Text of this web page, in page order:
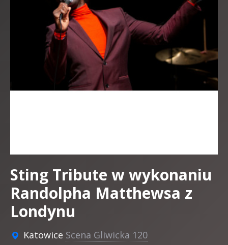
Sting Tribute w wykonaniu
Randolpha Matthewsa z
Londynu
Katowice Scena Gliwicka 120